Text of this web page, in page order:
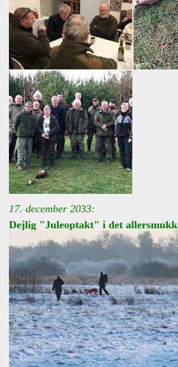
17. december 2033:
Dejlig "Juleoptakt" i det